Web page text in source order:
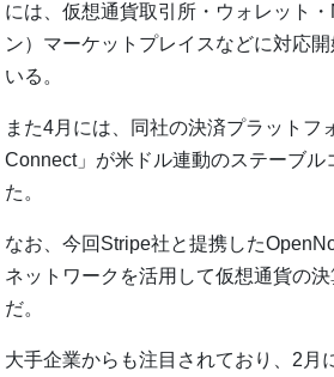
には、仮想通貨取引所・ウォレット
ン）マーケットプレイスなどに対応
いる。
また4月には、同社の決済プラットフ
Connect」が米ドル連動のステーブル
た。
なお、今回Stripe社と提携した
ネットワークを活用して仮想通貨の
だ。
大手企業からも注目されており、2月